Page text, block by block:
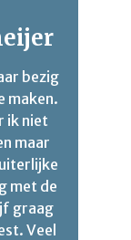
bezig
maken.
ik niet
maar
met de
graag
Veel